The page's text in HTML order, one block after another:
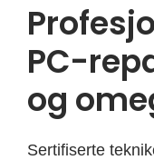
PC-
og
Sertifiserte